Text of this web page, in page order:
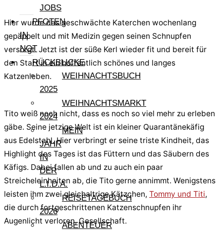
JOBS
PFOTEN
IN
NOT
RÜCKBLICKE
WEIHNACHTSBUCH
2025
WEIHNACHTSMARKT
2024
MEIN
JAHR
IN
DER
L.I.D.A.
REISETAGEBUCH
2026
ABENTEUER
Hier wurde das geschwächte Katerchen wochenlang
gepäppelt und mit Medizin gegen seinen Schnupfen
versorgt. Jetzt ist der süße Kerl wieder fit und bereit für
den Start in ein hoffentlich schönes und langes
Katzenleben.
Tito weiß noch nicht, dass es noch so viel mehr zu erleben
gäbe. Seine jetzige Welt ist ein kleiner Quarantänekäfig
aus Edelstahl. Hier verbringt er seine triste Kindheit, das
Highlight des Tages ist das Füttern und das Säubern des
Käfigs. Dabei fallen ab und zu auch ein paar
Streicheleinheiten ab, die Tito gerne annimmt. Wenigstens
leisten ihm zwei gleichaltrige Kätzchen, Tommy und Titi,
die durch fortgeschrittenen Katzenschnupfen ihr
Augenlicht verloren, Gesellschaft.